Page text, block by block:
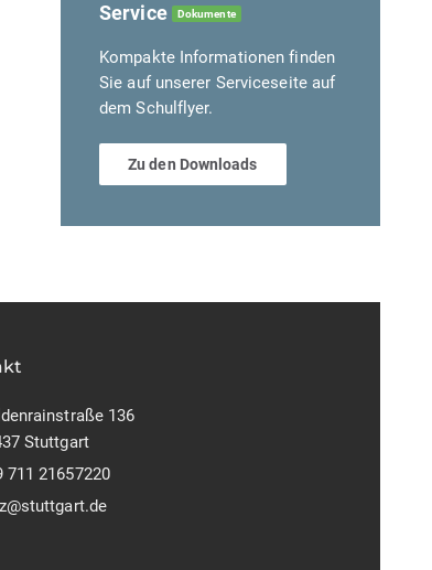
Service Dokumente
Kompakte Informationen finden
Sie auf unserer Serviceseite auf
dem Schulflyer.
Zu den Downloads
136
Stuttgart
711 21657220